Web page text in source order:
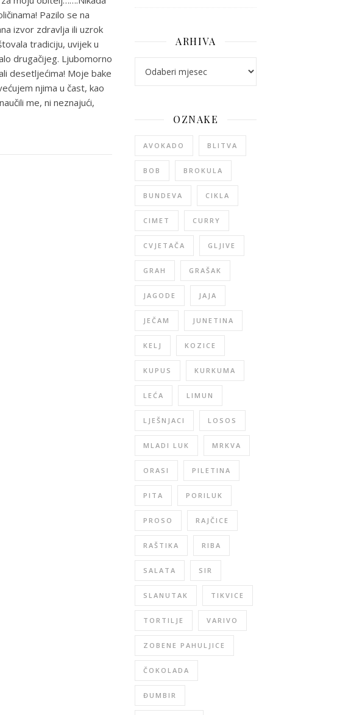
Pazilo se na
izvor zdravlja ili uzrok
tradiciju, uvijek u
drugačijeg. Ljubomorno
desetljećima! Moje bake
njima u čast, kao
me, ni neznajući,
ARHIVA
OZNAKE
AVOKADO BLITVA
BOB BROKULA
BUNDEVA CIKLA
CIMET CURRY
CVJETAČA GLJIVE
GRAH GRAŠAK
JAGODE JAJA
JEČAM JUNETINA
KELJ KOZICE
KUPUS KURKUMA
LEĆA LIMUN
LJEŠNJACI LOSOS
MLADI LUK MRKVA
ORASI PILETINA
PITA PORILUK
PROSO RAJČICE
RAŠTIKA RIBA
SALATA SIR
SLANUTAK TIKVICE
TORTILJE VARIVO
ZOBENE PAHULJICE
ČOKOLADA
ĐUMBIR